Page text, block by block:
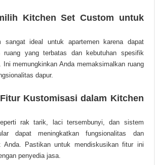
Kitchen Set Custom untuk
sangat ideal untuk apartemen karena dapat
ruang yang terbatas dan kebutuhan spesifik
Ini memungkinkan Anda memaksimalkan ruang
dapur.
Kustomisasi dalam Kitchen
rak tarik, laci tersembunyi, dan sistem
dapat meningkatkan fungsionalitas dan
Pastikan untuk mendiskusikan fitur ini
penyedia jasa.